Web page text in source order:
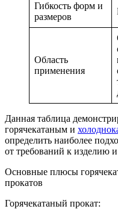
Гибкость форм и
размеров
Область
применения
Данная таблица
горячекатаным и
определить наиболее
от требований к изделию
Основные плюсы
прокатов
Горячекатаный прокат: